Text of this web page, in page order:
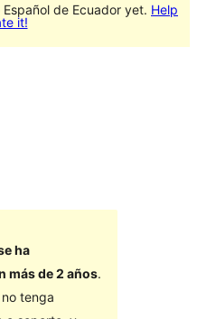
de Ecuador yet. Help
it!
ha
más de 2 años.
tenga